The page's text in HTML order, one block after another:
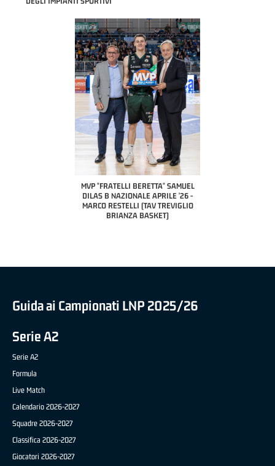
MVP "FRATELLI BERETTA" SAMUEL
DILAS B NAZIONALE APRILE '26 -
MARCO RESTELLI (TAV TREVIGLIO
BRIANZA BASKET)
Guida ai Campionati LNP 2025/26
Serie A2
Serie A2
Formula
Live Match
Calendario 2026-2027
Squadre 2026-2027
Classifica 2026-2027
Giocatori 2026-2027